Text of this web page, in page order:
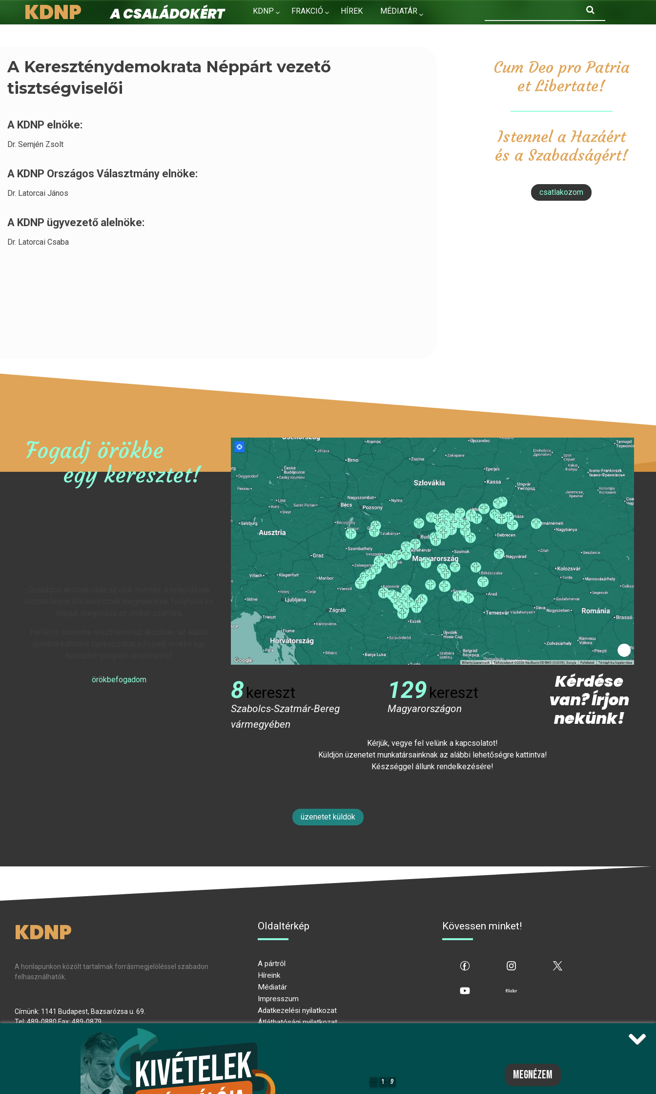
KDNP FRAKCIÓ HÍREK MÉDIATÁR
KDNP
A családokért.
A Kereszténydemokrata Néppárt vezető
tisztségviselői
A KDNP elnöke:
Dr. Semjén Zsolt
A KDNP Országos Választmány elnöke:
Dr. Latorcai János
A KDNP ügyvezető alelnöke:
Dr. Latorcai Csaba
Cum Deo pro Patria
et Libertate!
Istennel a Hazáért
és a Szabadságért!
csatlakozom
Fogadj örökbe
egy keresztet!
örökbefogadom 8kereszt
Szabolcs-Szatmár-Bereg
vármegyében
129kereszt
Magyarországon
Kérdése
van? Írjon
nekünk!
Kérjük, vegye fel velünk a kapcsolatot!
Küldjön üzenetet munkatársainknak az alábbi lehetőségre kattintva!
Készséggel állunk rendelkezésére!
üzenetet küldök
KDNP
A honlapunkon közölt tartalmak forrásmegjelöléssel szabadon
felhasználhatók.
Címünk: 1141 Budapest, Bazsarózsa u. 69.
Tel: 489-0880 Fax: 489-0879
hu(kdnp[at]kdnp[dot]hu)
Minden jog fenntartva! © KDNP
Oldaltérkép
A pártról
Híreink
Médiatár
Impresszum
Adatkezelési nyilatkozat
Átláthatósági nyilatkozat
Kövessen minket!
flickr
11 9
7
9
megnézem